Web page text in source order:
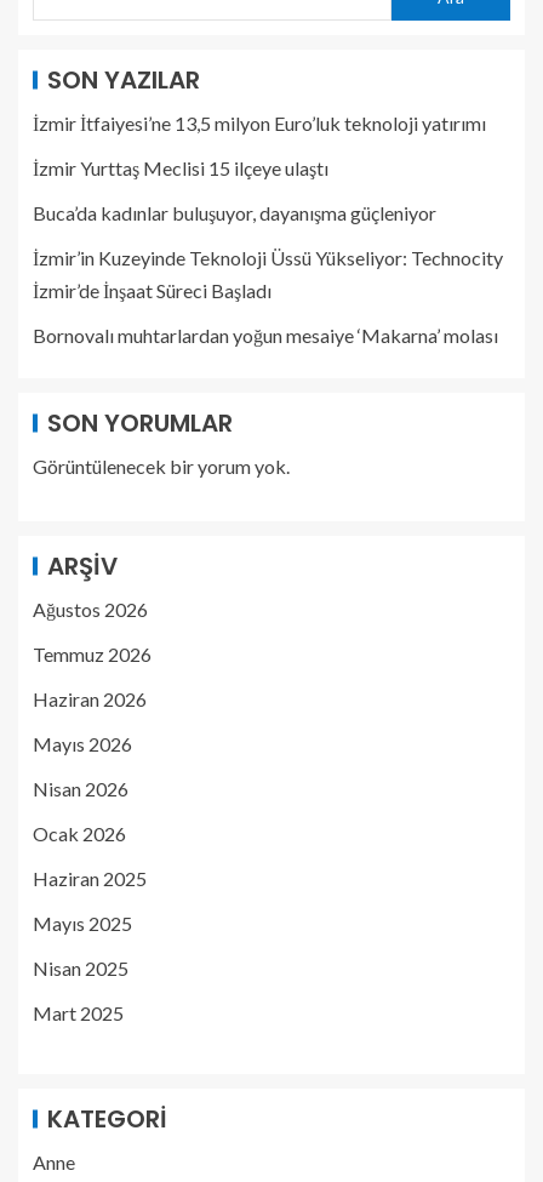
SON YAZILAR
İzmir İtfaiyesi’ne 13,5 milyon Euro’luk teknoloji yatırımı
İzmir Yurttaş Meclisi 15 ilçeye ulaştı
Buca’da kadınlar buluşuyor, dayanışma güçleniyor
İzmir’in Kuzeyinde Teknoloji Üssü Yükseliyor: Technocity
İzmir’de İnşaat Süreci Başladı
Bornovalı muhtarlardan yoğun mesaiye ‘Makarna’ molası
SON YORUMLAR
Görüntülenecek bir yorum yok.
ARŞIV
Ağustos 2026
Temmuz 2026
Haziran 2026
Mayıs 2026
Nisan 2026
Ocak 2026
Haziran 2025
Mayıs 2025
Nisan 2025
Mart 2025
KATEGORI
Anne